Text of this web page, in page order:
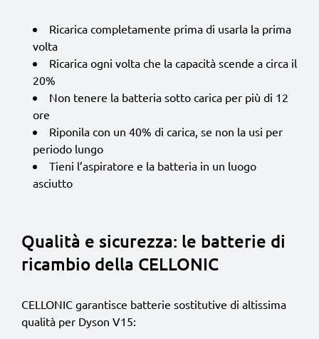
Ricarica completamente prima di usarla la prima
volta
Ricarica ogni volta che la capacità scende a circa il
20%
Non tenere la batteria sotto carica per più di 12
ore
Riponila con un 40% di carica, se non la usi per
periodo lungo
Tieni l’aspiratore e la batteria in un luogo
asciutto
Qualità e sicurezza: le batterie di
ricambio della CELLONIC
CELLONIC garantisce batterie sostitutive di altissima
qualità per Dyson V15: